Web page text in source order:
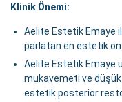
Klinik Önemi:
Aelite Estetik Emaye
parlatan en estetik ön
Aelite Estetik Emaye
mukavemeti ve düşük
estetik posterior